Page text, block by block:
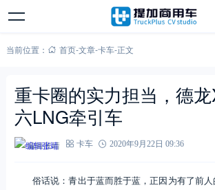
当前位置： 首页-文章-卡车-正文
重卡圈的实力担当，德
六LNG牵引车
编辑张靖 卡车 2020年9月22日 09:36
俗话说：青出于蓝而胜于蓝，正因为有了前